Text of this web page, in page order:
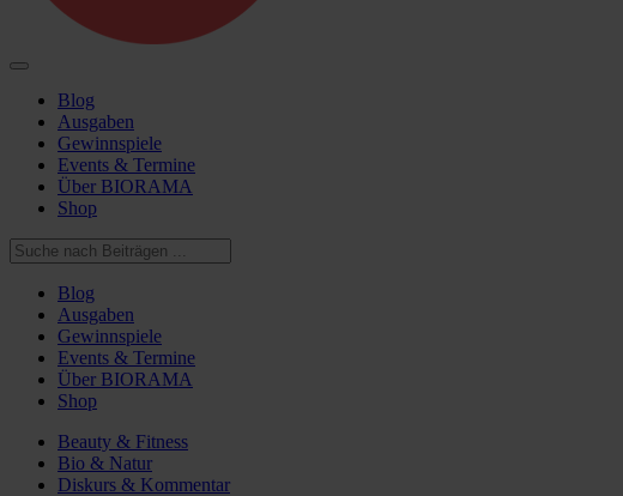
Blog
Ausgaben
Gewinnspiele
Events & Termine
Über BIORAMA
Shop
Blog
Ausgaben
Gewinnspiele
Events & Termine
Über BIORAMA
Shop
Beauty & Fitness
Bio & Natur
Diskurs & Kommentar